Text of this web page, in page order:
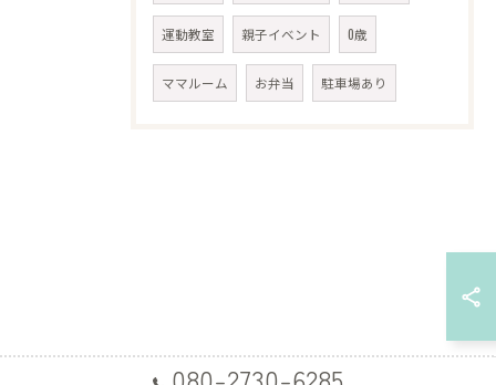
運動教室 親子イベント 0歳
ママルーム お弁当 駐車場あり